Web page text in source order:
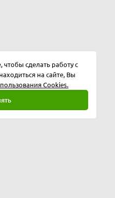
сделать работу с
на сайте, Вы
Cookies.